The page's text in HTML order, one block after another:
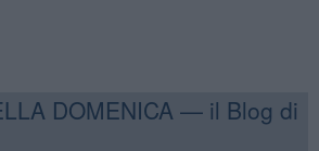
DOMENICA — il Blog di